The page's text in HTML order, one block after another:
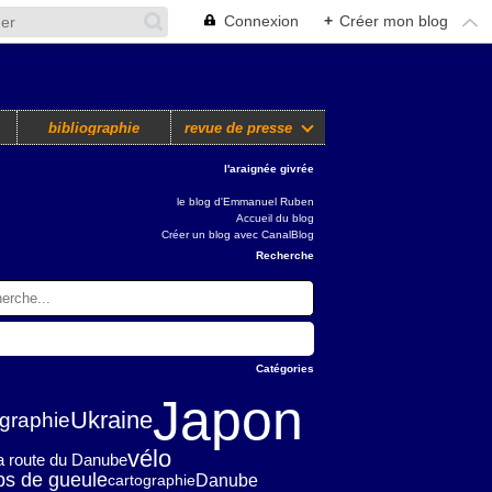
Connexion + Créer mon blog
bibliographie revue de presse
l'araignée givrée
le blog d'Emmanuel Ruben
Accueil du blog
Créer un blog avec CanalBlog
Recherche
Catégories
UkraineJapon
route du Danubevélo
de gueulecartographieDanube